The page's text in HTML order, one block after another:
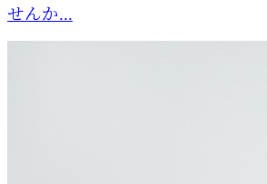
せんか...